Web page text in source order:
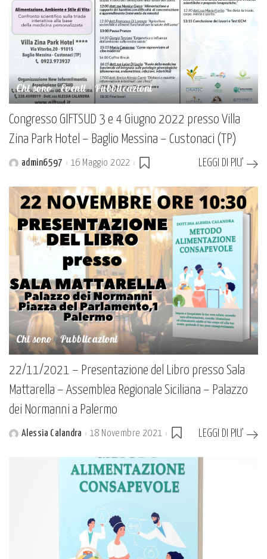
Chi sono Eventi Pubblicazioni
Congresso GIFTSUD 3 e 4 Giugno 2022 presso Villa
Zina Park Hotel – Baglio Messina – Custonaci (TP)
Postedadmin6597 16 Maggio 2022 LEGGI DI PIU’
Chi sono Pubblicazioni
22/11/2021 – Presentazione del Libro presso Sala
Mattarella – Assemblea Regionale Siciliana – Palazzo
dei Normanni a Palermo
PostedAlessia Calandra 18 Novembre 2021 LEGGI DI PIU’